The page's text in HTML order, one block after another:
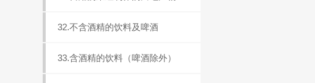
32.不含酒精的饮料及啤酒
33.含酒精的饮料（啤酒除外）